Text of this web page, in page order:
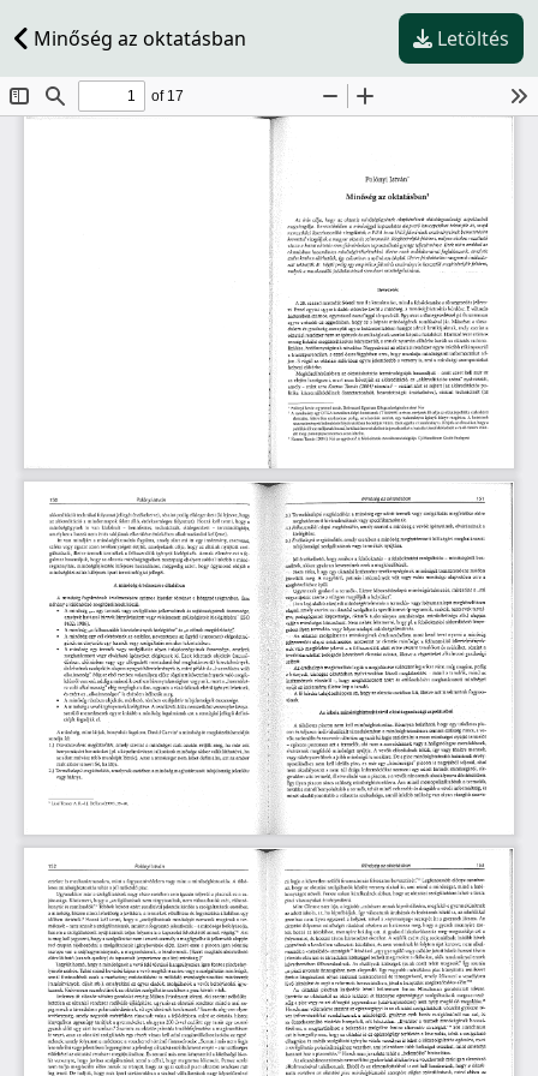
Minőség az oktatásban Letöltés